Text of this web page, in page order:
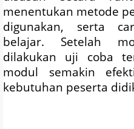
menentukan metode
digunakan, serta
belajar. Setelah
dilakukan uji coba
modul semakin
kebutuhan peserta